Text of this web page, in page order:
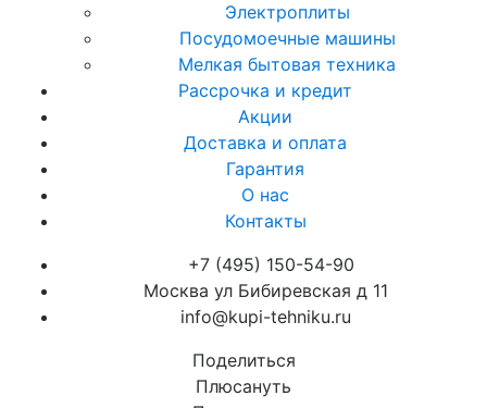
Электроплиты
Посудомоечные машины
Мелкая бытовая техника
Рассрочка и кредит
Акции
Доставка и оплата
Гарантия
О нас
Контакты
+7 (495) 150-54-90
Москва ул Бибиревская д 11
info@kupi-tehniku.ru
Поделиться
Плюсануть